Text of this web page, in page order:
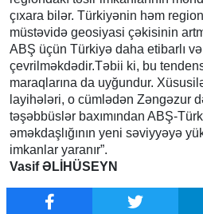
çıxara bilər. Türkiyənin həm
müstəvidə geosiyasi çəkisinin
ABŞ üçün Türkiyə daha etibarlı
çevrilməkdədir.Təbii ki, bu
maraqlarına da uyğundur.
layihələri, o cümlədən Zəngəzur
təşəbbüslər baxımından ABŞ-
əməkdaşlığının yeni səviyyəyə
imkanlar yaranır”.
Vasif ƏLİHÜSEYN